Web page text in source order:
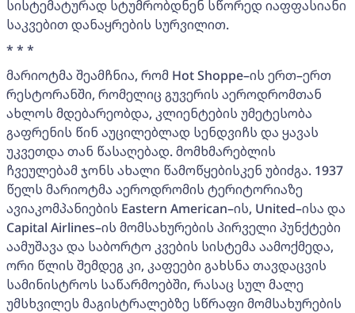
სისტემატურად სტუმრობდნენ სწორედ იაფფასიანი
საკვებით დანაყრების სურვილით.
* * *
მარიოტმა შეამჩნია, რომ Hot Shoppe–ის ერთ–ერთ
რესტორანში, რომელიც გუვერის აეროდრომთან
ახლოს მდებარეობდა, კლიენტების უმეტესობა
გაფრენის წინ აუცილებლად სენდვიჩს და ყავას
უკვეთდა თან წასაღებად. მომხმარებლის
ჩვეულებამ ჯონს ახალი წამოწყებისკენ უბიძგა. 1937
წელს მარიოტმა აეროდრომის ტერიტორიაზე
ავიაკომპანიების Eastern American–ის, United–ისა და
Capital Airlines–ის მომსახურების პირველი პუნქტები
აამუშავა და საბორტო კვების სისტემა აამოქმედა,
ორი წლის შემდეგ კი, კაფეები გახსნა თავდაცვის
სამინისტროს საწარმოებში, რასაც სულ მალე
უმსხვილეს მაგისტრალებზე სწრაფი მომსახურების